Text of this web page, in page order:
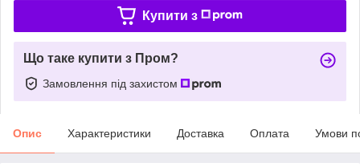
Купити з
Що таке купити з Пром?
Замовлення під захистом
Опис Характеристики Доставка Оплата Умови